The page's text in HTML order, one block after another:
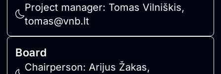
Project manager: Tomas Vilniškis,
tomas@vnb.lt
Board
Chairperson: Arijus Žakas,